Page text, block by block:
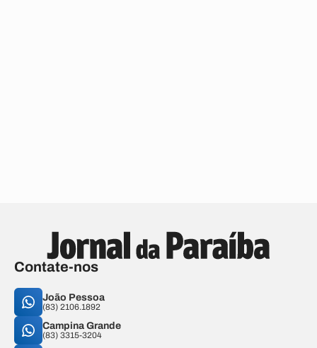
Contate-nos
João Pessoa
(83) 2106.1892
Campina Grande
(83) 3315-3204